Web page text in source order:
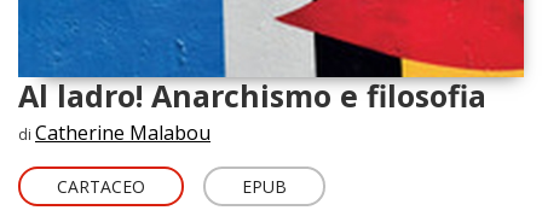
Al ladro! Anarchismo e filosofia
di Catherine Malabou
CARTACEO EPUB